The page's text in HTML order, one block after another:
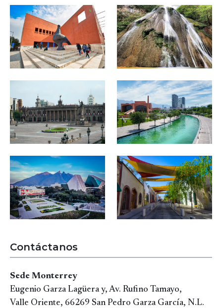
Image Image
Image
Image Image
Contáctanos
Sede Monterrey
Eugenio Garza Lagüera y, Av. Rufino Tamayo,
Valle Oriente, 66269 San Pedro Garza García, N.L.